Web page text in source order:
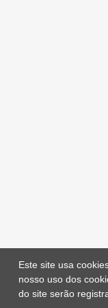
Este site usa
nosso uso dos
do site serão